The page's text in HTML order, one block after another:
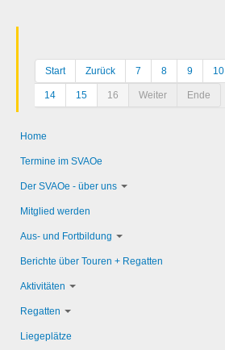
Start Zurück 7 8 9 10
14 15 16 Weiter Ende
Home
Termine im SVAOe
Der SVAOe - über uns
Mitglied werden
Aus- und Fortbildung
Berichte über Touren + Regatten
Aktivitäten
Regatten
Liegeplätze